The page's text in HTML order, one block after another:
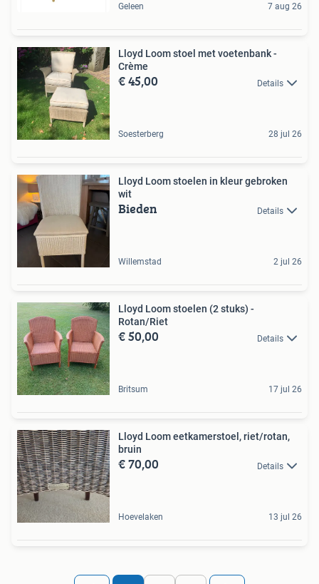
Geleen 7 aug 26
Lloyd Loom stoel met voetenbank -
Crème
€ 45,00 Details
Soesterberg 28 jul 26
Lloyd Loom stoelen in kleur gebroken
wit
Bieden Details
Willemstad 2 jul 26
Lloyd Loom stoelen (2 stuks) -
Rotan/Riet
€ 50,00 Details
Britsum 17 jul 26
Lloyd Loom eetkamerstoel, riet/rotan,
bruin
€ 70,00 Details
Hoevelaken 13 jul 26